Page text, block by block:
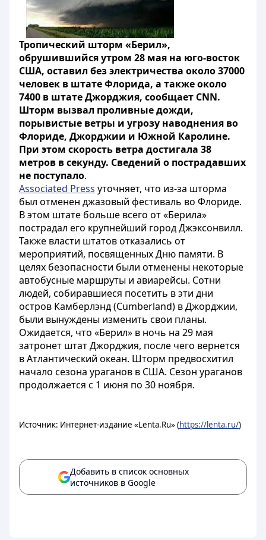
Тропический шторм «Берил»,
обрушившийся утром 28 мая на юго-восток
США, оставил без электричества около 37000
человек в штате Флорида, а также около
7400 в штате Джорджия, сообщает CNN.
Шторм вызвал проливные дожди,
порывистые ветры и угрозу наводнения во
Флориде, Джорджии и Южной Каролине.
При этом скорость ветра достигала 38
метров в секунду. Сведений о пострадавших
не поступало.
Associated Press уточняет, что из-за шторма
был отменен джазовый фестиваль во Флориде.
В этом штате больше всего от «Берила»
пострадал его крупнейший город Джэксонвилл.
Также власти штатов отказались от
мероприятий, посвященных Дню памяти. В
целях безопасности были отменены некоторые
автобусные маршруты и авиарейсы. Сотни
людей, собиравшиеся посетить в эти дни
остров Камберлэнд (Cumberland) в Джорджии,
были вынуждены изменить свои планы.
Ожидается, что «Берил» в ночь на 29 мая
затронет штат Джорджия, после чего вернется
в Атлантический океан. Шторм предвосхитил
начало сезона ураганов в США. Сезон ураганов
продолжается с 1 июня по 30 ноября.
Источник: Интернет-издание «Lenta.Ru» (https://lenta.ru/)
Добавить в список основных
источников в Google